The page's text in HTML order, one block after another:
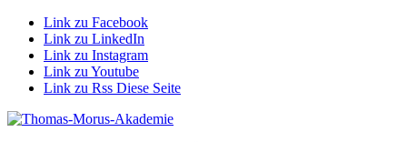
Link zu Facebook
Link zu LinkedIn
Link zu Instagram
Link zu Youtube
Link zu Rss Diese Seite